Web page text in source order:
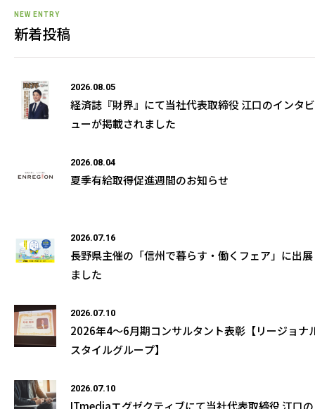
NEW ENTRY
新着投稿
2026.08.05
経済誌『財界』にて当社代表取締役 江口のインタビ
ューが掲載されました
2026.08.04
夏季有給取得促進週間のお知らせ
2026.07.16
長野県主催の「信州で暮らす・働くフェア」に出
ました
2026.07.10
2026年4～6月期コンサルタント表彰【リージョナ
スタイルグループ】
2026.07.10